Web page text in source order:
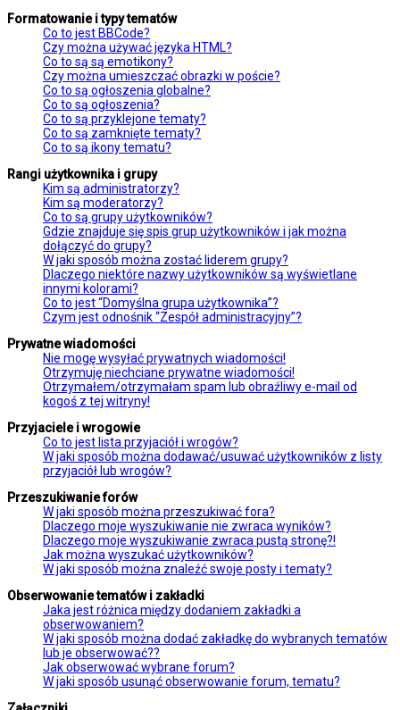
Formatowanie i typy tematów
Co to jest BBCode?
Czy można używać języka HTML?
Co to są są emotikony?
Czy można umieszczać obrazki w poście?
Co to są ogłoszenia globalne?
Co to są ogłoszenia?
Co to są przyklejone tematy?
Co to są zamknięte tematy?
Co to są ikony tematu?
Rangi użytkownika i grupy
Kim są administratorzy?
Kim są moderatorzy?
Co to są grupy użytkowników?
Gdzie znajduje się spis grup użytkowników i jak można
dołączyć do grupy?
W jaki sposób można zostać liderem grupy?
Dlaczego niektóre nazwy użytkowników są wyświetlane
innymi kolorami?
Co to jest “Domyślna grupa użytkownika”?
Czym jest odnośnik “Zespół administracyjny”?
Prywatne wiadomości
Nie mogę wysyłać prywatnych wiadomości!
Otrzymuję niechciane prywatne wiadomości!
Otrzymałem/otrzymałam spam lub obraźliwy e-mail od
kogoś z tej witryny!
Przyjaciele i wrogowie
Co to jest lista przyjaciół i wrogów?
W jaki sposób można dodawać/usuwać użytkowników z listy
przyjaciół lub wrogów?
Przeszukiwanie forów
W jaki sposób można przeszukiwać fora?
Dlaczego moje wyszukiwanie nie zwraca wyników?
Dlaczego moje wyszukiwanie zwraca pustą stronę?!
Jak można wyszukać użytkowników?
W jaki sposób można znaleźć swoje posty i tematy?
Obserwowanie tematów i zakładki
Jaka jest różnica między dodaniem zakładki a
obserwowaniem?
W jaki sposób można dodać zakładkę do wybranych tematów
lub je obserwować??
Jak obserwować wybrane forum?
W jaki sposób usunąć obserwowanie forum, tematu?